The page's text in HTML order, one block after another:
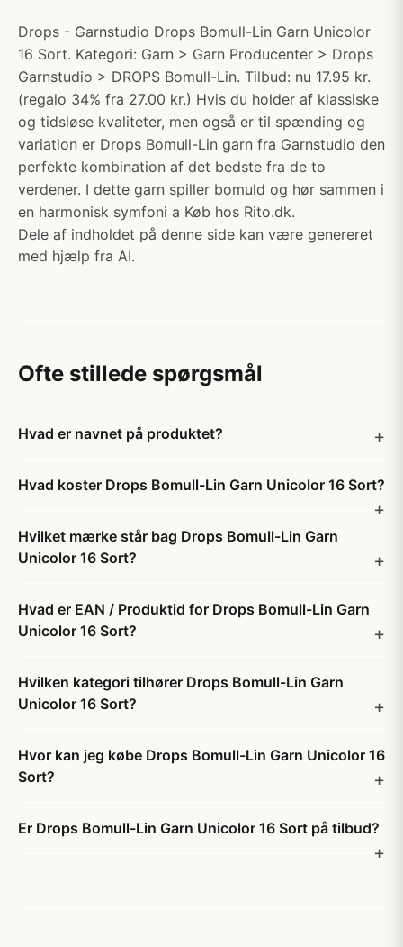
Drops - Garnstudio Drops Bomull-Lin Garn Unicolor
16 Sort. Kategori: Garn > Garn Producenter > Drops
Garnstudio > DROPS Bomull-Lin. Tilbud: nu 17.95 kr.
(regalo 34% fra 27.00 kr.) Hvis du holder af klassiske
og tidsløse kvaliteter, men også er til spænding og
variation er Drops Bomull-Lin garn fra Garnstudio den
perfekte kombination af det bedste fra de to
verdener. I dette garn spiller bomuld og hør sammen i
en harmonisk symfoni a Køb hos Rito.dk.
Dele af indholdet på denne side kan være genereret
med hjælp fra AI.
Ofte stillede spørgsmål
Hvad er navnet på produktet?
Hvad koster Drops Bomull-Lin Garn Unicolor 16 Sort?
Hvilket mærke står bag Drops Bomull-Lin Garn
Unicolor 16 Sort?
Hvad er EAN / Produktid for Drops Bomull-Lin Garn
Unicolor 16 Sort?
Hvilken kategori tilhører Drops Bomull-Lin Garn
Unicolor 16 Sort?
Hvor kan jeg købe Drops Bomull-Lin Garn Unicolor 16
Sort?
Er Drops Bomull-Lin Garn Unicolor 16 Sort på tilbud?